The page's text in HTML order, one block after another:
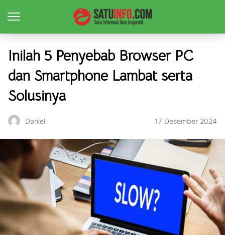
Inilah 5 Penyebab Browser PC
dan Smartphone Lambat serta
Solusinya
Daniel 17 Desember 2024